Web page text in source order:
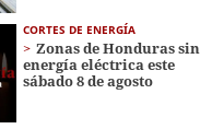
CORTES DE ENERGÍA
Zonas de Honduras sin
energía eléctrica este
sábado 8 de agosto